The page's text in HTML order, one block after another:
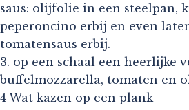
saus: olijfolie in een steelpan,
peperoncino erbij en even
tomatensaus erbij.
3. op een schaal een heerlijke
buffelmozzarella, tomaten en
4 Wat kazen op een plank